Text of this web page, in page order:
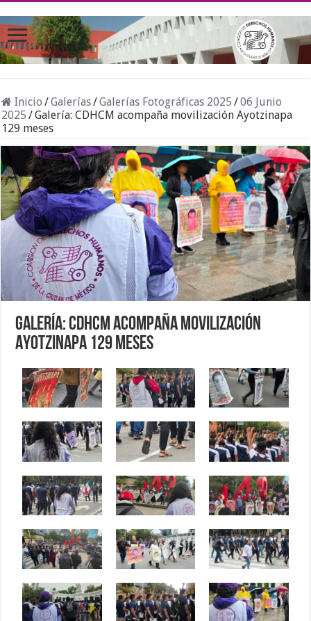
Inicio /Galerías/Galerías Fotográficas 2025 /06 Junio
2025 /Galería: CDHCM acompaña movilización Ayotzinapa
129 meses
Galería: CDHCM acompaña movilización
Ayotzinapa 129 meses